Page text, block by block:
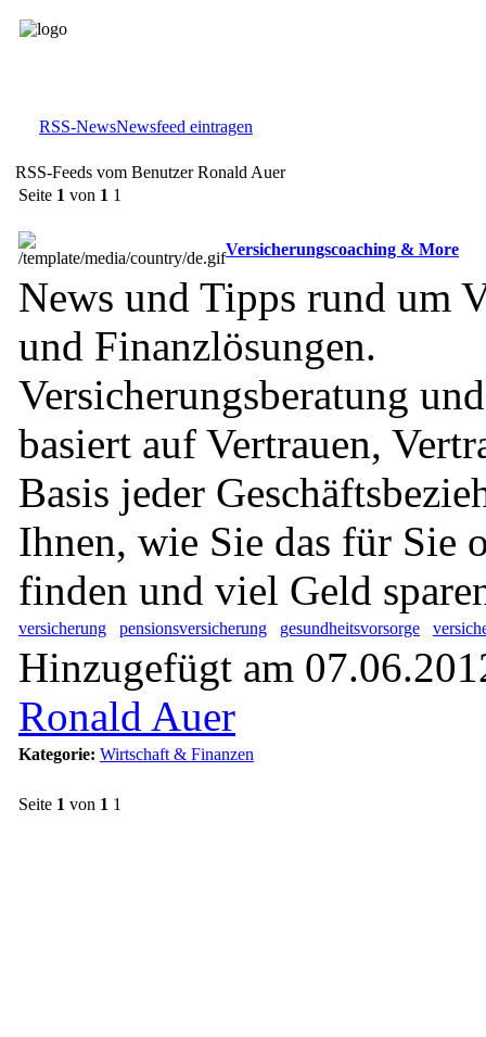
RSS-NewsNewsfeed eintragen
RSS-Feeds vom Benutzer Ronald Auer
Seite 1 von 1 1
Versicherungscoaching & More
News und Tipps rund um
und Finanzlösungen.
Versicherungsberatung
basiert auf Vertrauen,
Basis jeder
Ihnen, wie Sie das für Sie
finden und viel Geld
versicherung pensionsversicherung gesundheitsvorsorge
Hinzugefügt am
Ronald Auer
Kategorie: Wirtschaft & Finanzen
Seite 1 von 1 1